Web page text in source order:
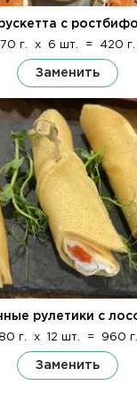
с
70 г. x 6 шт. = 420 г.
Заменить
рулетики с
80 г. x 12 шт. = 960 г.
Заменить